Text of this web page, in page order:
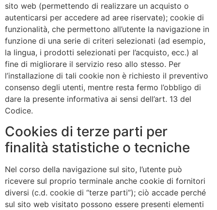
sito web (permettendo di realizzare un acquisto o
autenticarsi per accedere ad aree riservate); cookie di
funzionalità, che permettono all’utente la navigazione in
funzione di una serie di criteri selezionati (ad esempio,
la lingua, i prodotti selezionati per l’acquisto, ecc.) al
fine di migliorare il servizio reso allo stesso. Per
l’installazione di tali cookie non è richiesto il preventivo
consenso degli utenti, mentre resta fermo l’obbligo di
dare la presente informativa ai sensi dell’art. 13 del
Codice.
Cookies di terze parti per
finalità statistiche o tecniche
Nel corso della navigazione sul sito, l’utente può
ricevere sul proprio terminale anche cookie di fornitori
diversi (c.d. cookie di “terze parti”); ciò accade perché
sul sito web visitato possono essere presenti elementi